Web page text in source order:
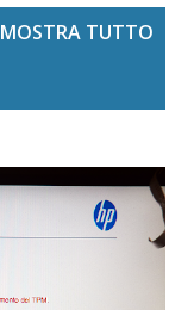
MOSTRA TUTTO